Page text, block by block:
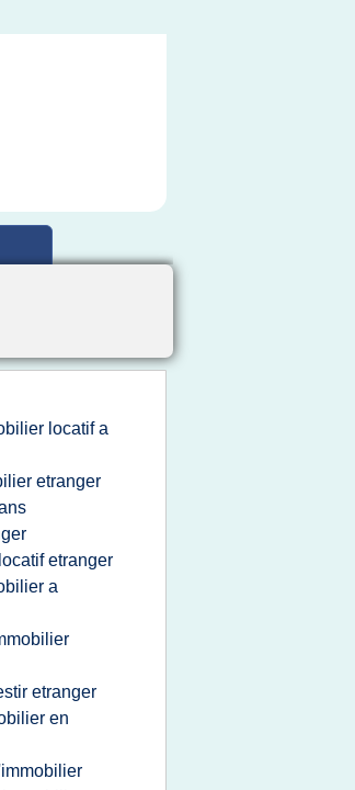
locatif a
etranger
etranger
a
etranger
en